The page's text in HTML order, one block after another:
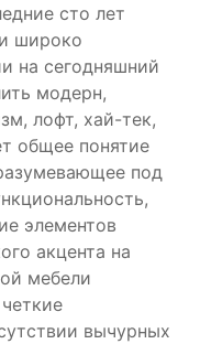
сто лет
широко
на сегодняшний
модерн,
лофт, хай-тек,
общее понятие
под
элементов
акцента на
мебели
вычурных